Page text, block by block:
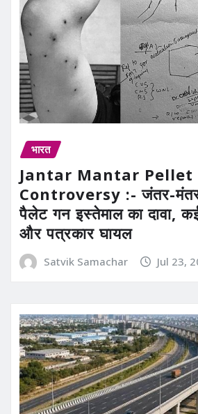
भारत
Jantar Mantar Pellet
Controversy :- जंतर-मंतर
पैलेट गन इस्तेमाल का दावा,
और पत्रकार घायल
Satvik Samachar Jul 23,